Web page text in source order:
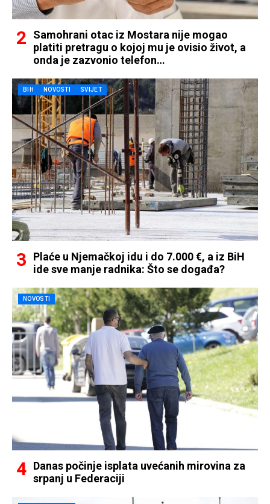
Samohrani otac iz Mostara nije mogao
platiti pretragu o kojoj mu je ovisio život, a
onda je zazvonio telefon…
BIH NOVOSTI SVIJET
Plaće u Njemačkoj idu i do 7.000 €, a iz BiH
ide sve manje radnika: Što se događa?
NOVOSTI
Danas počinje isplata uvećanih mirovina za
srpanj u Federaciji